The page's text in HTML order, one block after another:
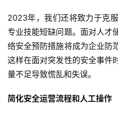
2023年，我们还将致力于克
专业技能短缺问题。面对人才
络安全预防措施将成为企业防
这样在面对突发性的安全事件
量不足导致慌乱和失误。
简化安全运营流程和人工操作